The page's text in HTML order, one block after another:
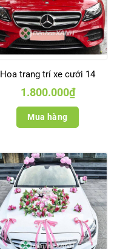
Hoa trang trí xe cưới 14
1.800.000₫
Mua hàng